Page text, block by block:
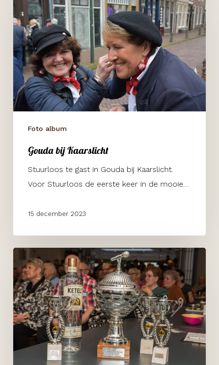
Kaarslicht
Foto album
Gouda bij Kaarslicht
Stuurloos te gast in Gouda bij Kaarslicht.
Voor Stuurloos de eerste keer in de mooie…
15 december 2023
Battle
of
the
Shanty’s